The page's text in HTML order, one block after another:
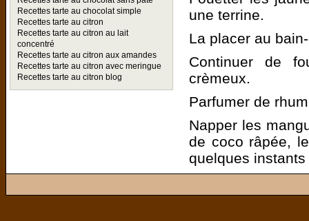
Recettes tarte au chocolat simple
Recettes tarte au citron
Recettes tarte au citron au lait
concentré
Recettes tarte au citron aux amandes
Recettes tarte au citron avec meringue
Recettes tarte au citron blog
une terrine.
La placer au
Continuer de
crèmeux.
Parfumer de
Napper les
de coco râpée,
quelques